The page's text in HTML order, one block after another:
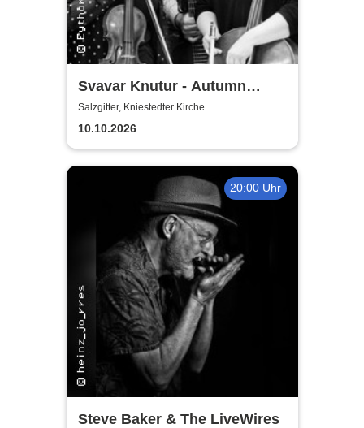
Svavar Knutur - Autumn
String Trio Tour
Salzgitter, Kniestedter Kirche
10.10.2026
20:00 Uhr
Steve Baker & The LiveWires